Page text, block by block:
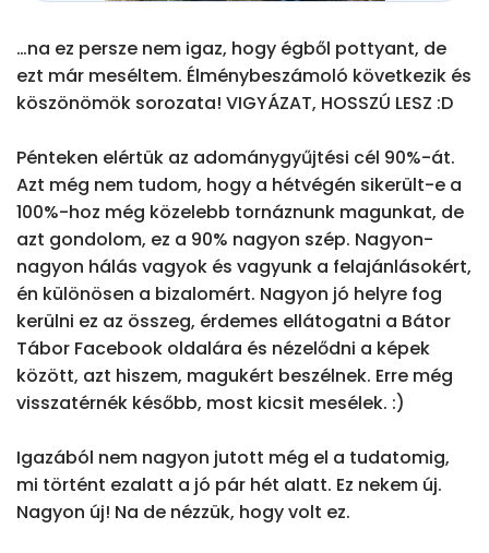
…na ez persze nem igaz, hogy égből pottyant, de
ezt már meséltem. Élménybeszámoló következik és
köszönömök sorozata! VIGYÁZAT, HOSSZÚ LESZ :D
Pénteken elértük az adománygyűjtési cél 90%-át.
Azt még nem tudom, hogy a hétvégén sikerült-e a
100%-hoz még közelebb tornáznunk magunkat, de
azt gondolom, ez a 90% nagyon szép. Nagyon-
nagyon hálás vagyok és vagyunk a felajánlásokért,
én különösen a bizalomért. Nagyon jó helyre fog
kerülni ez az összeg, érdemes ellátogatni a Bátor
Tábor Facebook oldalára és nézelődni a képek
között, azt hiszem, magukért beszélnek. Erre még
visszatérnék később, most kicsit mesélek. :)
Igazából nem nagyon jutott még el a tudatomig,
mi történt ezalatt a jó pár hét alatt. Ez nekem új.
Nagyon új! Na de nézzük, hogy volt ez.